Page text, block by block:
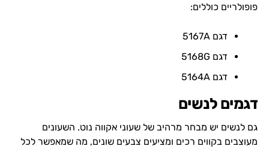
פופולריים כוללים:
דגם 5167A
דגם 5168G
דגם 5164A
דגמים לנשים
גם לנשים יש מבחר מרהיב של שעוני אקווה נוט. השעונים
מעוצבים בקווים רכים ומציעים צבעים שונים, מה שמאפשר לכל